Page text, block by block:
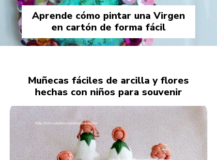
Aprende cómo pintar una Virgen
en cartón de forma fácil
Muñecas fáciles de arcilla y flores
hechas con niños para souvenir